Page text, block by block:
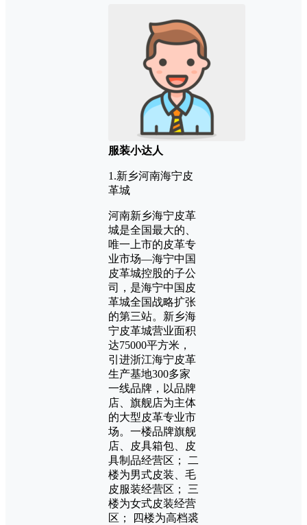
服装小达人
1.新乡河南海宁皮
革城
河南新乡海宁皮革
城是全国最大的、
唯一上市的皮革专
业市场—海宁中国
皮革城控股的子公
司，是海宁中国皮
革城全国战略扩张
的第三站。新乡海
宁皮革城营业面积
达75000平方米，
引进浙江海宁皮革
生产基地300多家
一线品牌，以品牌
店、旗舰店为主体
的大型皮革专业市
场。一楼品牌旗舰
店、皮具箱包、皮
具制品经营区； 二
楼为男式皮装、毛
皮服装经营区； 三
楼为女式皮装经营
区； 四楼为高档裘